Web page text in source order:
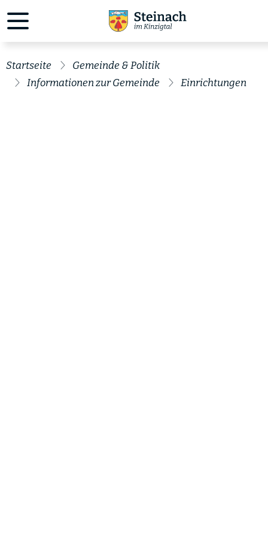
Startseite
Gemeinde & Politik
Informationen zur Gemeinde
Einrichtungen